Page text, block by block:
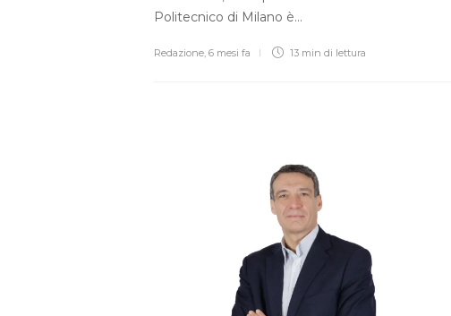
Politecnico di Milano è…
Redazione, 6 mesi fa 13 min di lettura